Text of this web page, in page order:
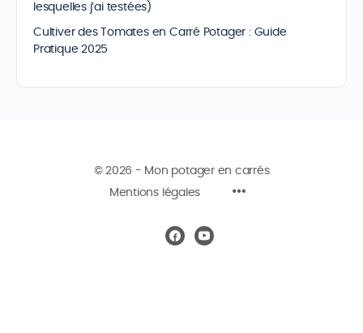
lesquelles j’ai testées)
Cultiver des Tomates en Carré Potager : Guide
Pratique 2025
© 2026 - Mon potager en carrés
Mentions légales